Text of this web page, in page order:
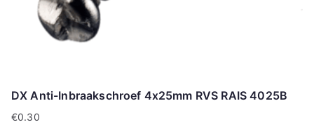
DX Anti-Inbraakschroef 4x25mm RVS RAIS 4025B
€0.30